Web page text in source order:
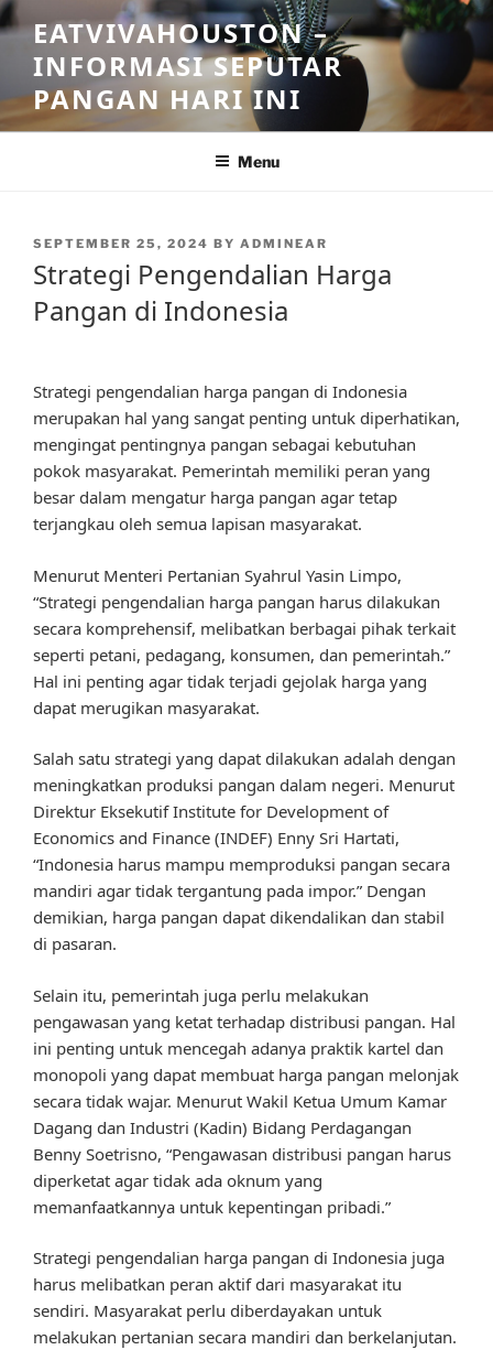
Skip
to
content
EATVIVAHOUSTON –
INFORMASI SEPUTAR
PANGAN HARI INI
Menu
POSTED
SEPTEMBER 25, 2024 BY ADMINEAR
Strategi Pengendalian Harga
Pangan di Indonesia
Strategi pengendalian harga pangan di Indonesia
merupakan hal yang sangat penting untuk diperhatikan,
mengingat pentingnya pangan sebagai kebutuhan
pokok masyarakat. Pemerintah memiliki peran yang
besar dalam mengatur harga pangan agar tetap
terjangkau oleh semua lapisan masyarakat.
Menurut Menteri Pertanian Syahrul Yasin Limpo,
“Strategi pengendalian harga pangan harus dilakukan
secara komprehensif, melibatkan berbagai pihak terkait
seperti petani, pedagang, konsumen, dan pemerintah.”
Hal ini penting agar tidak terjadi gejolak harga yang
dapat merugikan masyarakat.
Salah satu strategi yang dapat dilakukan adalah dengan
meningkatkan produksi pangan dalam negeri. Menurut
Direktur Eksekutif Institute for Development of
Economics and Finance (INDEF) Enny Sri Hartati,
“Indonesia harus mampu memproduksi pangan secara
mandiri agar tidak tergantung pada impor.” Dengan
demikian, harga pangan dapat dikendalikan dan stabil
di pasaran.
Selain itu, pemerintah juga perlu melakukan
pengawasan yang ketat terhadap distribusi pangan. Hal
ini penting untuk mencegah adanya praktik kartel dan
monopoli yang dapat membuat harga pangan melonjak
secara tidak wajar. Menurut Wakil Ketua Umum Kamar
Dagang dan Industri (Kadin) Bidang Perdagangan
Benny Soetrisno, “Pengawasan distribusi pangan harus
diperketat agar tidak ada oknum yang
memanfaatkannya untuk kepentingan pribadi.”
Strategi pengendalian harga pangan di Indonesia juga
harus melibatkan peran aktif dari masyarakat itu
sendiri. Masyarakat perlu diberdayakan untuk
melakukan pertanian secara mandiri dan berkelanjutan.